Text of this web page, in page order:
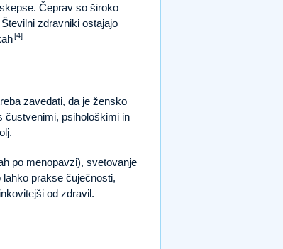
Čeprav so široko
zdravniki ostajajo
[4].
zavedati, da je žensko
čustvenimi, psihološkimi in
po menopavzi), svetovanje
prakse čuječnosti,
od zdravil.